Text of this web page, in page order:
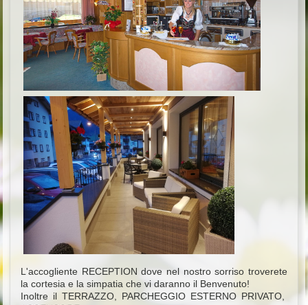
L'accogliente RECEPTION dove nel nostro sorriso troverete
la cortesia e la simpatia che vi daranno il Benvenuto!
Inoltre il TERRAZZO, PARCHEGGIO ESTERNO PRIVATO,